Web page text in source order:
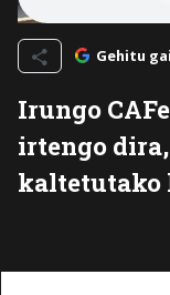
Gehitu
Irungo
irtengo
kaltetutako